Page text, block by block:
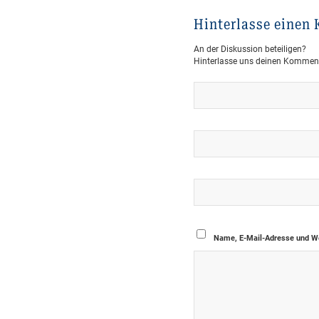
Hinterlasse einen
An der Diskussion beteiligen?
Hinterlasse uns deinen
Name, E-Mail-Adresse und